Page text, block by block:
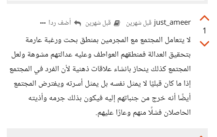
1
just_ameer قبل شهرين قبل شهرين أضف ردا
لا يتعامل المجتمع مع المجرمين بمنطق بحت ورغبة عارمة
بتحقيق العدالة فمنطقهم العواطف وعليه عدالتهم مشوهة ولعل
المجتمع كذلك ينحاز بانشاء علاقات ذهنية لأن الفرد في المجتمع
إذا ما كان قبليًا لا يمثل نفسه بل يمثل أسرته ويفترض المجتمع
أيضًا أنه خرج من جنباتهم إليه فيكون بذلك جرمه وأذيته
الحاصلان فشلًا منهم وعارًا عليهم.